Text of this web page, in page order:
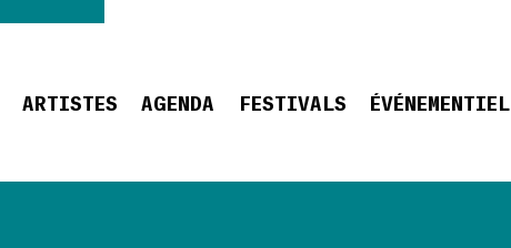
ARTISTES AGENDA FESTIVALS ÉVÉNEMENTIEL